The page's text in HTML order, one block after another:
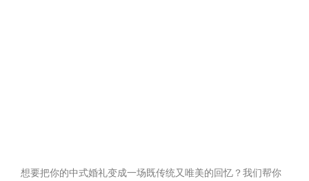
想要把你的中式婚礼变成一场既传统又唯美的回忆？我们帮你